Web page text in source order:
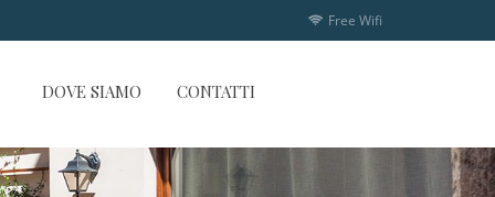
Free Wifi
DOVE SIAMO CONTATTI